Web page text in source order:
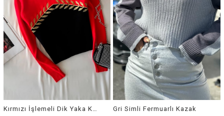
Gri Simli Fermuarlı Kazak